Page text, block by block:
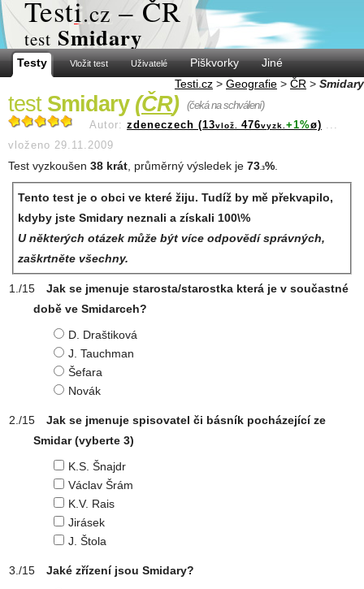
Testi.cz – ČR
test Smidary
Testy Vložit test Uživatelé Piškvorky
Jiné
Testi.cz > Geografie > ČR > Smidary
test Smidary (ČR) (čeká na schválení)
Autor: zdeneczech (13vlož. 476vyzk.+1%ø) ...
vloženo 29.11.2009
Test vyzkoušen 38 krát, průměrný výsledek je 73.3%.
Tento test je o obci ve které žiju. Tudíž by mě překvapilo,
kdyby jste Smidary neznali a získali 100\%
U některých otázek může být více odpovědí správných,
zaškrtněte všechny.
Jak se jmenuje starosta/starostka která je v součastné
době ve Smidarceh?
D. Draštiková
J. Tauchman
Šefara
Novák
Jak se jmenuje spisovatel či básník pocházející ze
Smidar(vyberte 3)
K.S. Šnajdr
Václav Šrám
K.V. Rais
Jirásek
J. Štola
Jaké zřízení jsou Smidary?